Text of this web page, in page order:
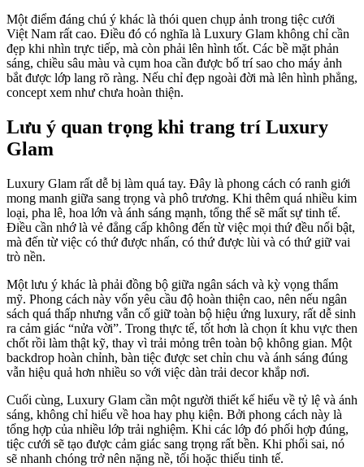
Một điểm đáng chú ý khác là thói quen chụp ảnh trong tiệc cưới
Việt Nam rất cao. Điều đó có nghĩa là Luxury Glam không chỉ cần
đẹp khi nhìn trực tiếp, mà còn phải lên hình tốt. Các bề mặt phản
sáng, chiều sâu màu và cụm hoa cần được bố trí sao cho máy ảnh
bắt được lớp lang rõ ràng. Nếu chỉ đẹp ngoài đời mà lên hình phẳng,
concept xem như chưa hoàn thiện.
Lưu ý quan trọng khi trang trí Luxury
Glam
Luxury Glam rất dễ bị làm quá tay. Đây là phong cách có ranh giới
mong manh giữa sang trọng và phô trương. Khi thêm quá nhiều kim
loại, pha lê, hoa lớn và ánh sáng mạnh, tổng thể sẽ mất sự tinh tế.
Điều cần nhớ là vẻ đẳng cấp không đến từ việc mọi thứ đều nổi bật,
mà đến từ việc có thứ được nhấn, có thứ được lùi và có thứ giữ vai
trò nền.
Một lưu ý khác là phải đồng bộ giữa ngân sách và kỳ vọng thẩm
mỹ. Phong cách này vốn yêu cầu độ hoàn thiện cao, nên nếu ngân
sách quá thấp nhưng vẫn cố giữ toàn bộ hiệu ứng luxury, rất dễ sinh
ra cảm giác “nửa vời”. Trong thực tế, tốt hơn là chọn ít khu vực then
chốt rồi làm thật kỹ, thay vì trải mỏng trên toàn bộ không gian. Một
backdrop hoàn chỉnh, bàn tiệc được set chỉn chu và ánh sáng đúng
vẫn hiệu quả hơn nhiều so với việc dàn trải decor khắp nơi.
Cuối cùng, Luxury Glam cần một người thiết kế hiểu về tỷ lệ và ánh
sáng, không chỉ hiểu về hoa hay phụ kiện. Bởi phong cách này là
tổng hợp của nhiều lớp trải nghiệm. Khi các lớp đó phối hợp đúng,
tiệc cưới sẽ tạo được cảm giác sang trọng rất bền. Khi phối sai, nó
sẽ nhanh chóng trở nên nặng nề, tối hoặc thiếu tinh tế.